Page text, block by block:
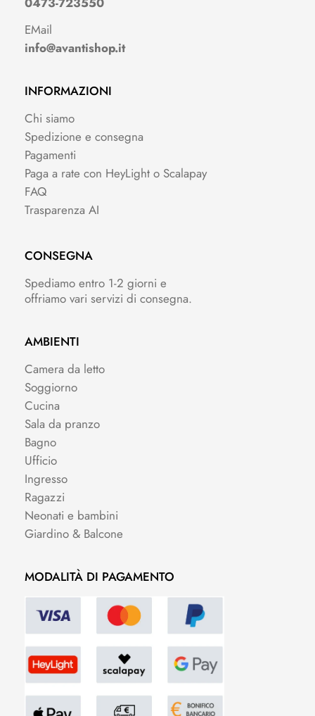
EMail
info@avantishop.it
INFORMAZIONI
Chi siamo
Spedizione e consegna
Pagamenti
Paga a rate con HeyLight o Scalapay
FAQ
Trasparenza AI
CONSEGNA
Spediamo entro 1-2 giorni e
offriamo vari servizi di consegna.
AMBIENTI
Camera da letto
Soggiorno
Cucina
Sala da pranzo
Bagno
Ufficio
Ingresso
Ragazzi
Neonati e bambini
Giardino & Balcone
MODALITÀ DI PAGAMENTO